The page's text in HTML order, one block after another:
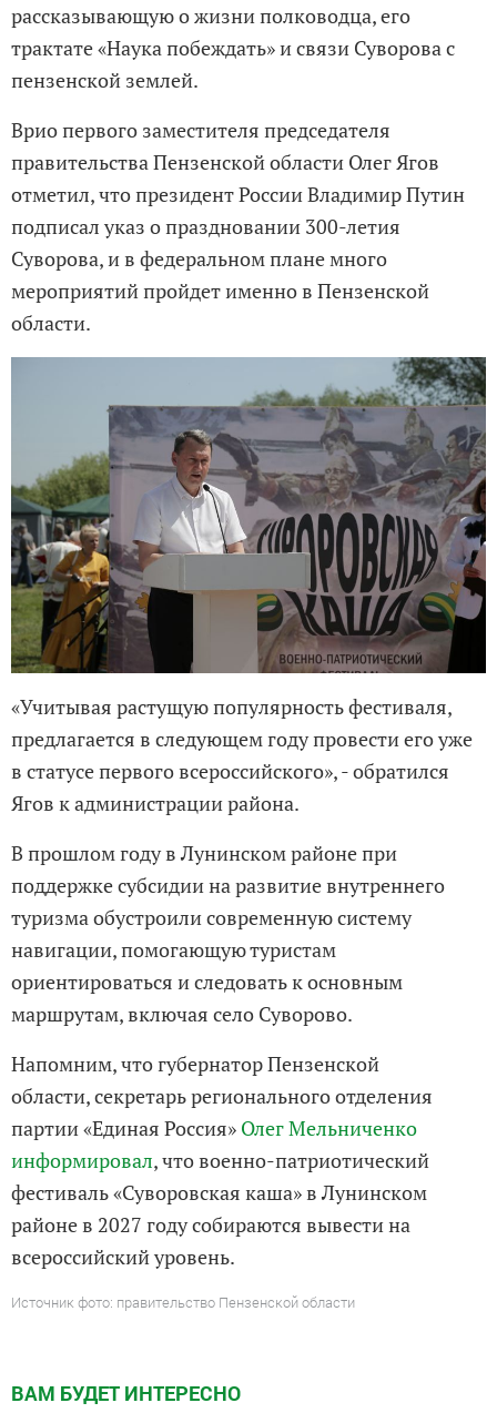
рассказывающую о жизни полководца, его
трактате «Наука побеждать» и связи Суворова с
пензенской землей.
Врио первого заместителя председателя
правительства Пензенской области Олег Ягов
отметил, что президент России Владимир Путин
подписал указ о праздновании 300-летия
Суворова, и в федеральном плане много
мероприятий пройдет именно в Пензенской
области.
«Учитывая растущую популярность фестиваля,
предлагается в следующем году провести его уже
в статусе первого всероссийского», - обратился
Ягов к администрации района.
В прошлом году в Лунинском районе при
поддержке субсидии на развитие внутреннего
туризма обустроили современную систему
навигации, помогающую туристам
ориентироваться и следовать к основным
маршрутам, включая село Суворово.
Напомним, что губернатор Пензенской
области, секретарь регионального отделения
партии «Единая Россия» Олег Мельниченко
информировал, что военно-патриотический
фестиваль «Суворовская каша» в Лунинском
районе в 2027 году собираются вывести на
всероссийский уровень.
Источник фото: правительство Пензенской области
ВАМ БУДЕТ ИНТЕРЕСНО